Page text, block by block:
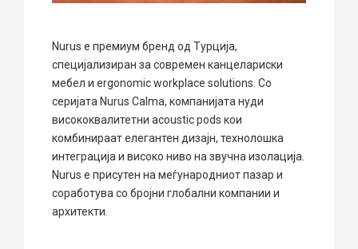
Nurus е премиум бренд од Турција,
специјализиран за современ канцелариски
мебел и ergonomic workplace solutions. Со
серијата Nurus Calma, компанијата нуди
висококвалитетни acoustic pods кои
комбинираат елегантен дизајн, технолошка
интеграција и високо ниво на звучна изолација.
Nurus е присутен на меѓународниот пазар и
соработува со бројни глобални компании и
архитекти.